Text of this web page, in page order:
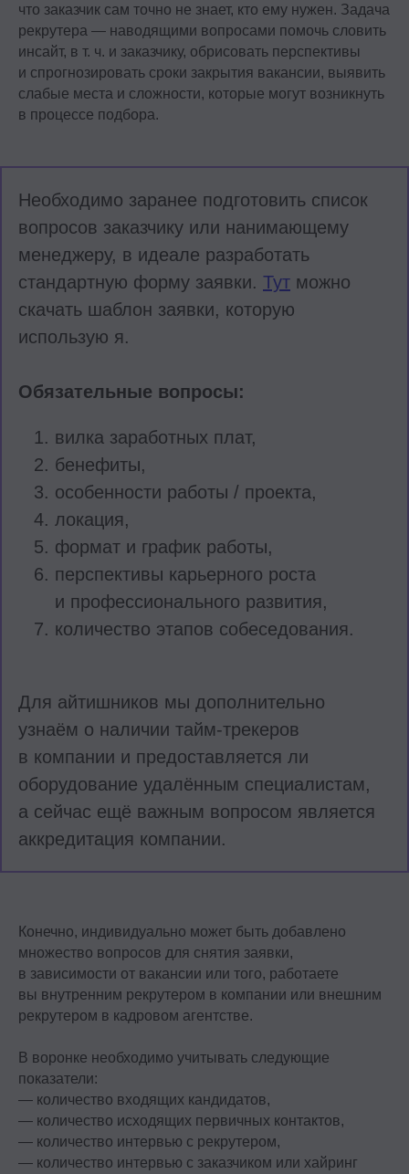
что заказчик сам точно не знает, кто ему нужен. Задача
рекрутера — наводящими вопросами помочь словить
инсайт, в т. ч. и заказчику, обрисовать перспективы
и спрогнозировать сроки закрытия вакансии, выявить
слабые места и сложности, которые могут возникнуть
в процессе подбора.
Необходимо заранее подготовить список
вопросов заказчику или нанимающему
менеджеру, в идеале разработать
стандартную форму заявки. Тут можно
скачать шаблон заявки, которую
использую я.
Обязательные вопросы:
вилка заработных плат,
бенефиты,
особенности работы / проекта,
локация,
формат и график работы,
перспективы карьерного роста
и профессионального развития,
количество этапов собеседования.
Для айтишников мы дополнительно
узнаём о наличии тайм-трекеров
в компании и предоставляется ли
оборудование удалённым специалистам,
а сейчас ещё важным вопросом является
аккредитация компании.
Конечно, индивидуально может быть добавлено
множество вопросов для снятия заявки,
в зависимости от вакансии или того, работаете
вы внутренним рекрутером в компании или внешним
рекрутером в кадровом агентстве.
В воронке необходимо учитывать следующие
показатели:
— количество входящих кандидатов,
— количество исходящих первичных контактов,
— количество интервью с рекрутером,
— количество интервью с заказчиком или хайринг